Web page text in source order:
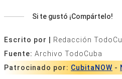
Si te gustó ¡Compártelo!
Escrito por |
Redacción
Fuente: Archivo TodoCuba
Patrocinado por: CubitaNOW -